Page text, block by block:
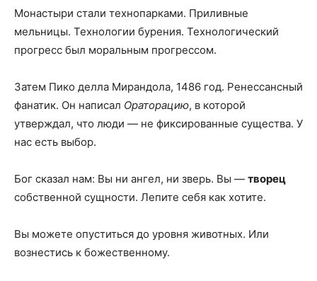
Монастыри стали технопарками. Приливные
мельницы. Технологии бурения. Технологический
прогресс был моральным прогрессом.
Затем Пико делла Мирандола, 1486 год. Ренессансный
фанатик. Он написал Ораторацию, в которой
утверждал, что люди — не фиксированные существа. У
нас есть выбор.
Бог сказал нам: Вы ни ангел, ни зверь. Вы — творец
собственной сущности. Лепите себя как хотите.
Вы можете опуститься до уровня животных. Или
вознестись к божественному.